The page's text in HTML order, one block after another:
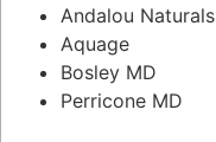
Andalou Naturals
Aquage
Bosley MD
Perricone MD